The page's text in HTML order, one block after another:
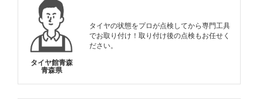
タイヤ館青森
青森県
タイヤの状態をプロが点検してから専門工具
でお取り付け！取り付け後の点検もお任せく
ださい。